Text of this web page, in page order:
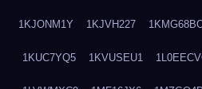
1KJONM1Y 1KJVH227
1KUC7YQ5 1KVUSEU1